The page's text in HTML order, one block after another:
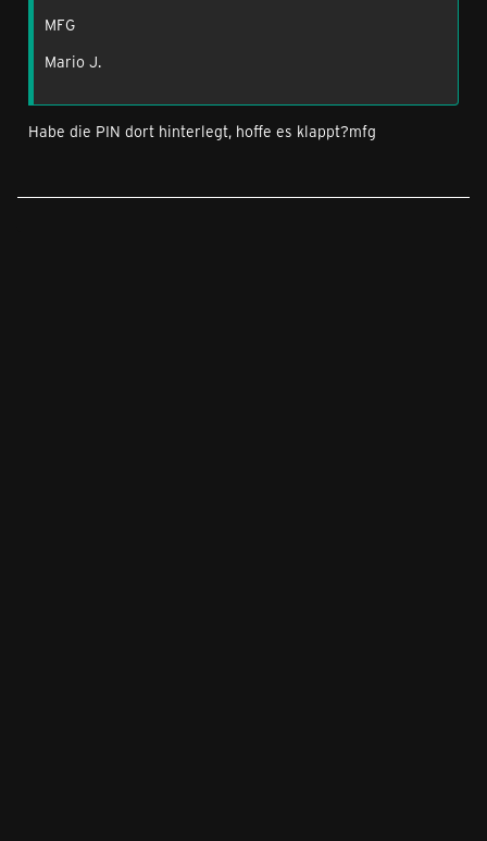
MFG
Mario J.
Habe die PIN dort hinterlegt, hoffe es klappt?mfg